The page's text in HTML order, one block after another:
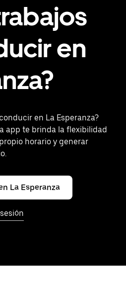
en
en La Esperanza?
app te brinda la flexibilidad
horario y generar
La Esperanza